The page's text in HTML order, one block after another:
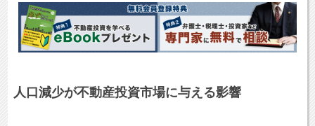
人口減少が不動産投資市場に与える影響